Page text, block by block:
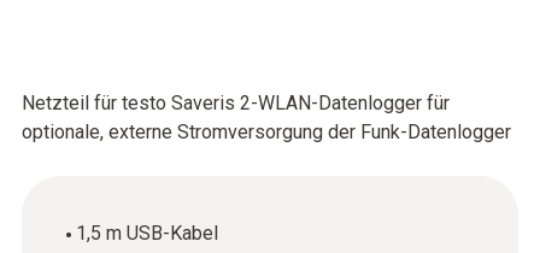
Netzteil für testo Saveris 2-WLAN-Datenlogger für
optionale, externe Stromversorgung der Funk-Datenlogger
1,5 m USB-Kabel